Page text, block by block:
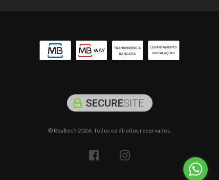
© Realtech 2026. Todos os direitos reservados.